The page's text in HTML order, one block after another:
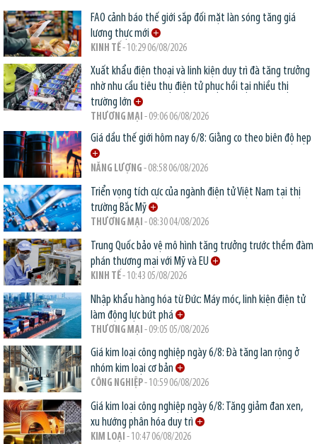
FAO cảnh báo thế giới sắp đối mặt làn sóng tăng giá
lương thực mới
KINH TẾ- 10:29 06/08/2026
Xuất khẩu điện thoại và linh kiện duy trì đà tăng trưởng
nhờ nhu cầu tiêu thụ điện tử phục hồi tại nhiều thị
trường lớn
THƯƠNG MẠI - 09:06 06/08/2026
Giá dầu thế giới hôm nay 6/8: Giằng co theo biên độ hẹp
NĂNG LƯỢNG - 08:58 06/08/2026
Triển vọng tích cực của ngành điện tử Việt Nam tại thị
trường Bắc Mỹ
THƯƠNG MẠI - 08:30 04/08/2026
Trung Quốc bảo vệ mô hình tăng trưởng trước thềm đàm
phán thương mại với Mỹ và EU
KINH TẾ- 10:43 05/08/2026
Nhập khẩu hàng hóa từ Đức: Máy móc, linh kiện điện tử
làm động lực bứt phá
THƯƠNG MẠI - 09:05 05/08/2026
Giá kim loại công nghiệp ngày 6/8: Đà tăng lan rộng ở
nhóm kim loại cơ bản
CÔNG NGHIỆP- 10:59 06/08/2026
Giá kim loại công nghiệp ngày 6/8: Tăng giảm đan xen,
xu hướng phân hóa duy trì
KIM LOẠI - 10:47 06/08/2026